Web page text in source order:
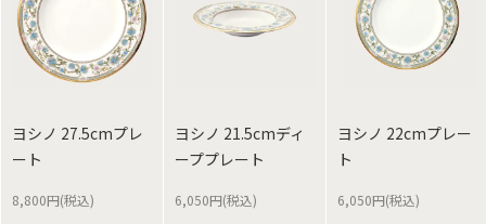
ヨシノ 27.5cmプレ
ート
8,800円(税込)
ヨシノ 21.5cmディ
ーププレート
6,050円(税込)
ヨシノ 22cmプレー
ト
6,050円(税込)